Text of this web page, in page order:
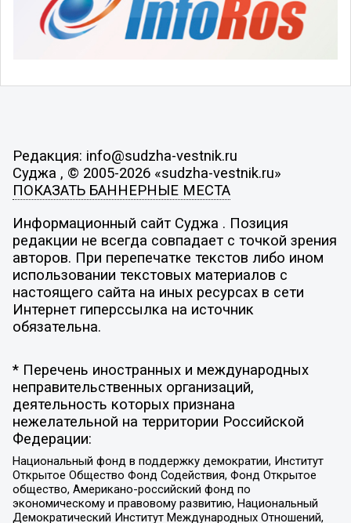
Редакция: info@sudzha-vestnik.ru
Суджа , © 2005-2026 «sudzha-vestnik.ru»
ПОКАЗАТЬ БАННЕРНЫЕ МЕСТА
Информационный сайт Суджа . Позиция
редакции не всегда совпадает с точкой зрения
авторов. При перепечатке текстов либо ином
использовании текстовых материалов с
настоящего сайта на иных ресурсах в сети
Интернет гиперссылка на источник
обязательна.
* Перечень иностранных и международных
неправительственных организаций,
деятельность которых признана
нежелательной на территории Российской
Федерации:
Национальный фонд в поддержку демократии, Институт
Открытое Общество Фонд Содействия, Фонд Открытое
общество, Американо-российский фонд по
экономическому и правовому развитию, Национальный
Демократический Институт Международных Отношений,